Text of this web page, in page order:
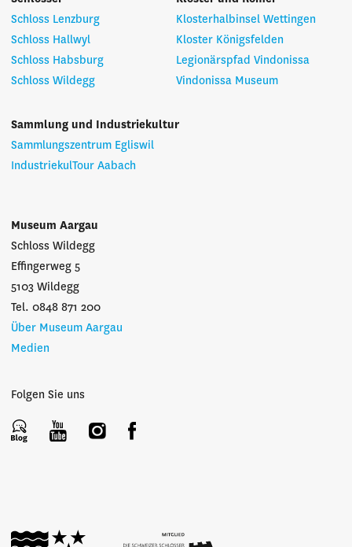
Schloss Lenzburg
Schloss Hallwyl
Schloss Habsburg
Schloss Wildegg
Klosterhalbinsel Wettingen
Kloster Königsfelden
Legionärspfad Vindonissa
Vindonissa Museum
Sammlung und Industriekultur
Sammlungszentrum Egliswil
IndustriekulTour Aabach
Museum Aargau
Schloss Wildegg
Effingerweg 5
5103 Wildegg
Tel. 0848 871 200
Über Museum Aargau
Medien
Folgen Sie uns